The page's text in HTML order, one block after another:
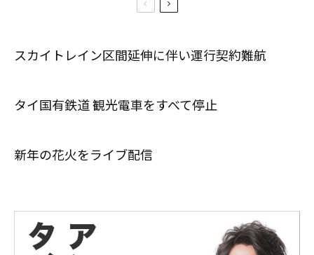
スカイトレイン区間延伸に伴い運行契約難航
タイ国有鉄道 観光電車をすべて停止
新年の花火をライブ配信